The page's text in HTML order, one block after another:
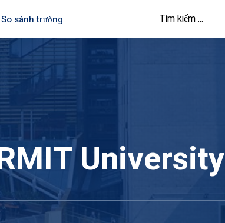
So sánh trường
University